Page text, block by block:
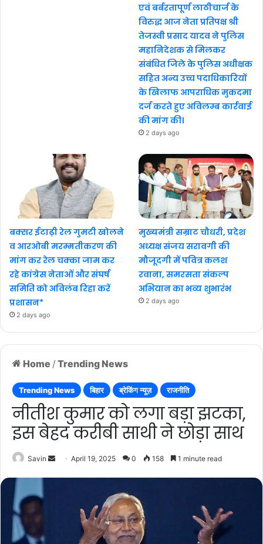
Home / Trending News
Trending News बिहार ब्रेकिंग न्यूज़ राजनीति
नीतीश कुमार को लगा बड़ा झटका,
इस बेहद करीबी साथी ने छोड़ा साथ
Savin
SendApril 19, 2025 0 158 1 minute read
एवं बर्बरतापूर्ण लाठीचार्ज के
विरुद्ध आज नेता प्रतिपक्ष श्री
तेजस्वी प्रसाद यादव ने पुलिस
महानिदेशक से मिलकर
संबंधित जिले के पुलिस अधीक्षक
सहित अन्य उच्च पदाधिकारियों
के खिलाफ आपराधिक मुकदमा
दर्ज करते हुए अविलम्ब कार्रवाई
की मांग की।
2 days ago
बक्सर ईटाढ़ी रेल गुमटी खोलने
व आरओबी मरम्मतीकरण की
मांग कर रेल चक्का जाम कर
रहे कांग्रेस नेताओं और संघर्ष
समिति को अविलंब रिहा करें
प्रशासन*
2 days ago
मुख्यमंत्री सम्राट चौधरी, प्रदेश
अध्यक्ष संजय सरावगी की
मौजूदगी में पवित्र कलश
रवाना, समरसता संकल्प
अभियान का भव्य शुभारंभ
2 days ago